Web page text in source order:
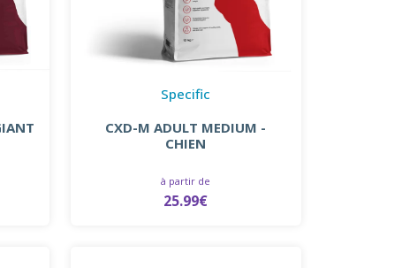
Specific
CXD-M ADULT MEDIUM -
CHIEN
à partir de
25.99€